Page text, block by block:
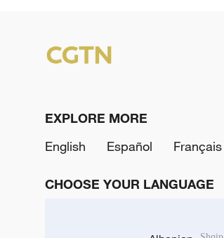
EXPLORE MORE
English
Español Français
CHOOSE YOUR LANGUAGE